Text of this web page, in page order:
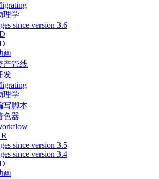
理学
since version 3.6
画
产管线
发
理学
写脚本
色器
since version 3.5
since version 3.4
画